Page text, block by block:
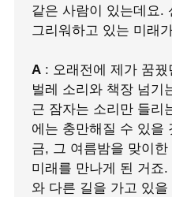
같은 사람이 있는데요.
그리워하고 있는 미래
A : 오래전에 제가 꿈
벌레 소리와 책장 넘기
근 잠자는 소리만 들리
에는 충만해질 수 있을
금, 그 여름밤을 맞이
미래를 만나게 된 거죠
와 다른 길을 가고 있